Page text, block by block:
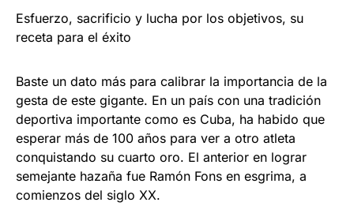
Esfuerzo, sacrificio y lucha por los objetivos, su
receta para el éxito
Baste un dato más para calibrar la importancia de la
gesta de este gigante. En un país con una tradición
deportiva importante como es Cuba, ha habido que
esperar más de 100 años para ver a otro atleta
conquistando su cuarto oro. El anterior en lograr
semejante hazaña fue Ramón Fons en esgrima, a
comienzos del siglo XX.